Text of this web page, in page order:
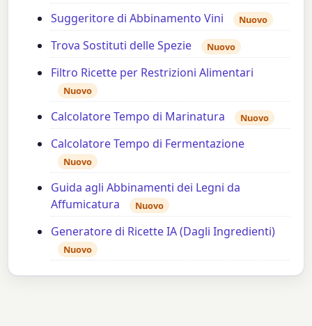
Suggeritore di Abbinamento Vini
Nuovo
Trova Sostituti delle Spezie Nuovo
Filtro Ricette per Restrizioni Alimentari
Nuovo
Calcolatore Tempo di Marinatura Nuovo
Calcolatore Tempo di Fermentazione
Nuovo
Guida agli Abbinamenti dei Legni da
Affumicatura
Nuovo
Generatore di Ricette IA (Dagli Ingredienti)
Nuovo